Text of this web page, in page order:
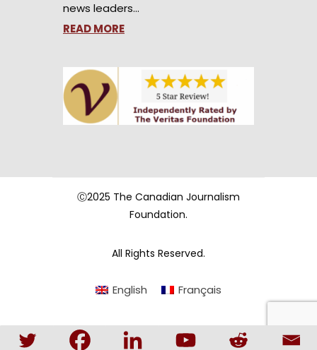
news leaders…
READ MORE
Ⓒ2025 The Canadian Journalism
Foundation.
All Rights Reserved.
English Français